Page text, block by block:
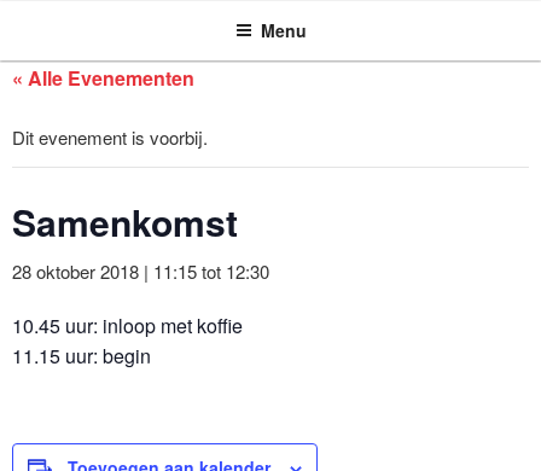
de
ASSEN ZOEKT Menu
« Alle Evenementen
Dit evenement is voorbij.
Samenkomst
28 oktober 2018 | 11:15tot 12:30
10.45 uur: inloop met koffie
11.15 uur: begin